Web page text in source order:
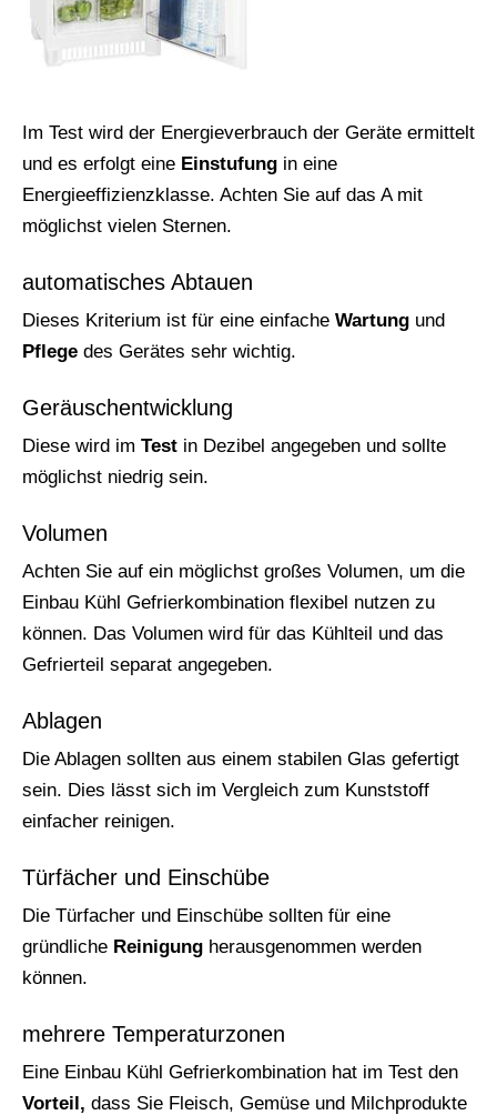
Im Test wird der Energieverbrauch der Geräte ermittelt
und es erfolgt eine Einstufung in eine
Energieeffizienzklasse. Achten Sie auf das A mit
möglichst vielen Sternen.
automatisches Abtauen
Dieses Kriterium ist für eine einfache Wartung und
Pflege des Gerätes sehr wichtig.
Geräuschentwicklung
Diese wird im Test in Dezibel angegeben und sollte
möglichst niedrig sein.
Volumen
Achten Sie auf ein möglichst großes Volumen, um die
Einbau Kühl Gefrierkombination flexibel nutzen zu
können. Das Volumen wird für das Kühlteil und das
Gefrierteil separat angegeben.
Ablagen
Die Ablagen sollten aus einem stabilen Glas gefertigt
sein. Dies lässt sich im Vergleich zum Kunststoff
einfacher reinigen.
Türfächer und Einschübe
Die Türfacher und Einschübe sollten für eine
gründliche Reinigung herausgenommen werden
können.
mehrere Temperaturzonen
Eine Einbau Kühl Gefrierkombination hat im Test den
Vorteil, dass Sie Fleisch, Gemüse und Milchprodukte